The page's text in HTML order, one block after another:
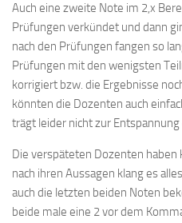
Auch eine zweite Note im 2,x
Prüfungen verkündet und dann
nach den Prüfungen fangen so
Prüfungen mit den wenigsten
korrigiert bzw. die Ergebnisse
könnten die Dozenten auch
trägt leider nicht zur
Die verspäteten Dozenten haben
nach ihren Aussagen klang es
auch die letzten beiden Noten
beide male eine 2 vor dem